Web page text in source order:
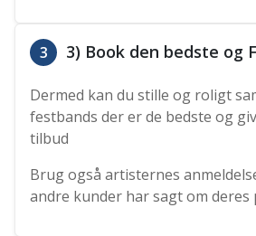
3 3) Book den bedste og
Dermed kan du stille og roligt
festbands der er de bedste og
tilbud
Brug også artisternes
andre kunder har sagt om